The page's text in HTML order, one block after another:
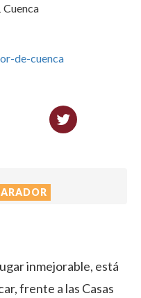
Cuenca
de-cuenca
inmejorable, está
frente a las Casas